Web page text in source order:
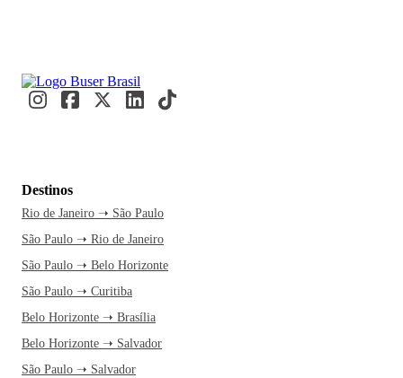
Destinos
Rio de Janeiro ➝ São Paulo
São Paulo ➝ Rio de Janeiro
São Paulo ➝ Belo Horizonte
São Paulo ➝ Curitiba
Belo Horizonte ➝ Brasília
Belo Horizonte ➝ Salvador
São Paulo ➝ Salvador